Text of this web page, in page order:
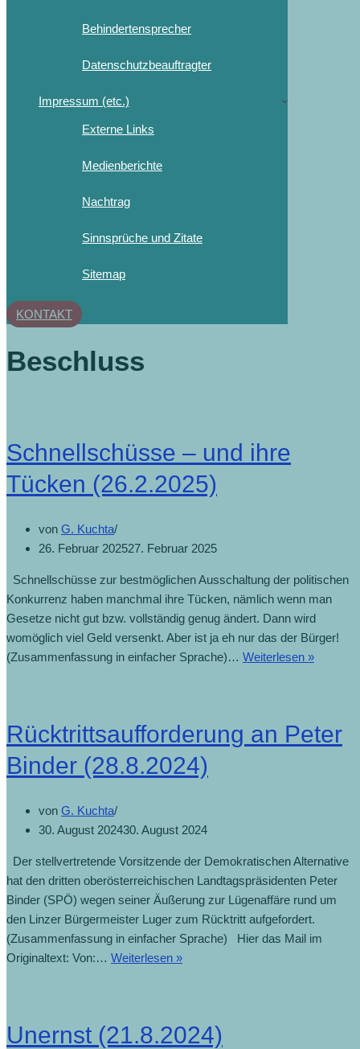
Behindertensprecher
Datenschutzbeauftragter
Impressum (etc.)
Externe Links
Medienberichte
Nachtrag
Sinnsprüche und Zitate
Sitemap
KONTAKT
Beschluss
Schnellschüsse – und ihre
Tücken (26.2.2025)
von G. Kuchta
26. Februar 202527. Februar 2025
Schnellschüsse zur bestmöglichen Ausschaltung der politischen
Konkurrenz haben manchmal ihre Tücken, nämlich wenn man
Gesetze nicht gut bzw. vollständig genug ändert. Dann wird
womöglich viel Geld versenkt. Aber ist ja eh nur das der Bürger!
(Zusammenfassung in einfacher Sprache)… Weiterlesen »
Rücktrittsaufforderung an Peter
Binder (28.8.2024)
von G. Kuchta
30. August 202430. August 2024
Der stellvertretende Vorsitzende der Demokratischen Alternative
hat den dritten oberösterreichischen Landtagspräsidenten Peter
Binder (SPÖ) wegen seiner Äußerung zur Lügenaffäre rund um
den Linzer Bürgermeister Luger zum Rücktritt aufgefordert.
(Zusammenfassung in einfacher Sprache) Hier das Mail im
Originaltext: Von:… Weiterlesen »
Unernst (21.8.2024)